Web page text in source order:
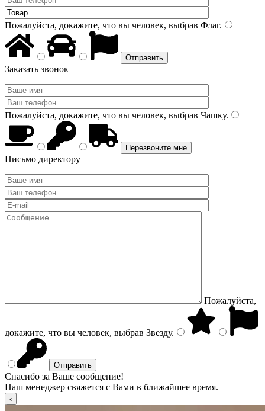
Пожалуйста, докажите, что вы человек, выбрав Флаг.
Заказать звонок
Пожалуйста, докажите, что вы человек, выбрав Чашку.
Письмо директору
Пожалуйста,
докажите, что вы человек, выбрав Звезду.
Спасибо за Ваше сообщение!
Наш менеджер свяжется с Вами в ближайшее время.